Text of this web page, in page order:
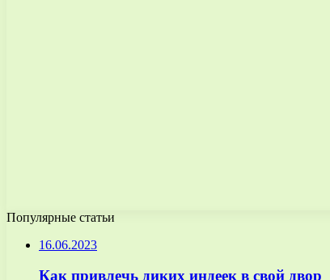
Популярные статьи
16.06.2023
Как привлечь диких индеек в свой двор